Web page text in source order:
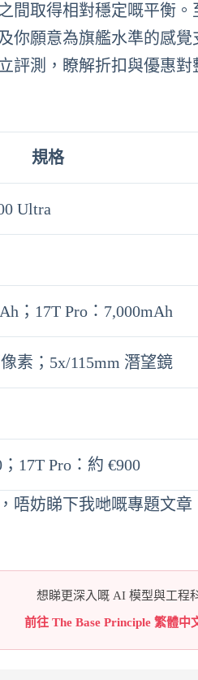
間取得相對穩定嘅平衡
你願意為旗艦水準的感
評測，瞭解折扣與優惠
規格
Ultra
；17T Pro：7,000mAh
素；5x/115mm 潛望鏡
17T Pro：約 €900
唔妨睇下我哋嘅專題文章
想睇更深入嘅 AI 模型與工程
前往 The Base Principle 繁體